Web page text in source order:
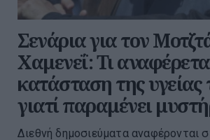
Σενάρια για τον
Χαμενεΐ: Τι
κατάσταση της υγείας
γιατί παραμένει
Διεθνή δημοσιεύματα αναφέρονται